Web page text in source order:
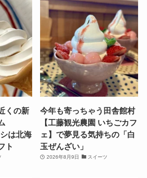
くの新
は北海
ト
今年も寄っちゃう田舎館村
【工藤観光農園 いちごカフ
ェ】で夢見る気持ちの「白
玉ぜんざい」
2026年8月9日 スイーツ